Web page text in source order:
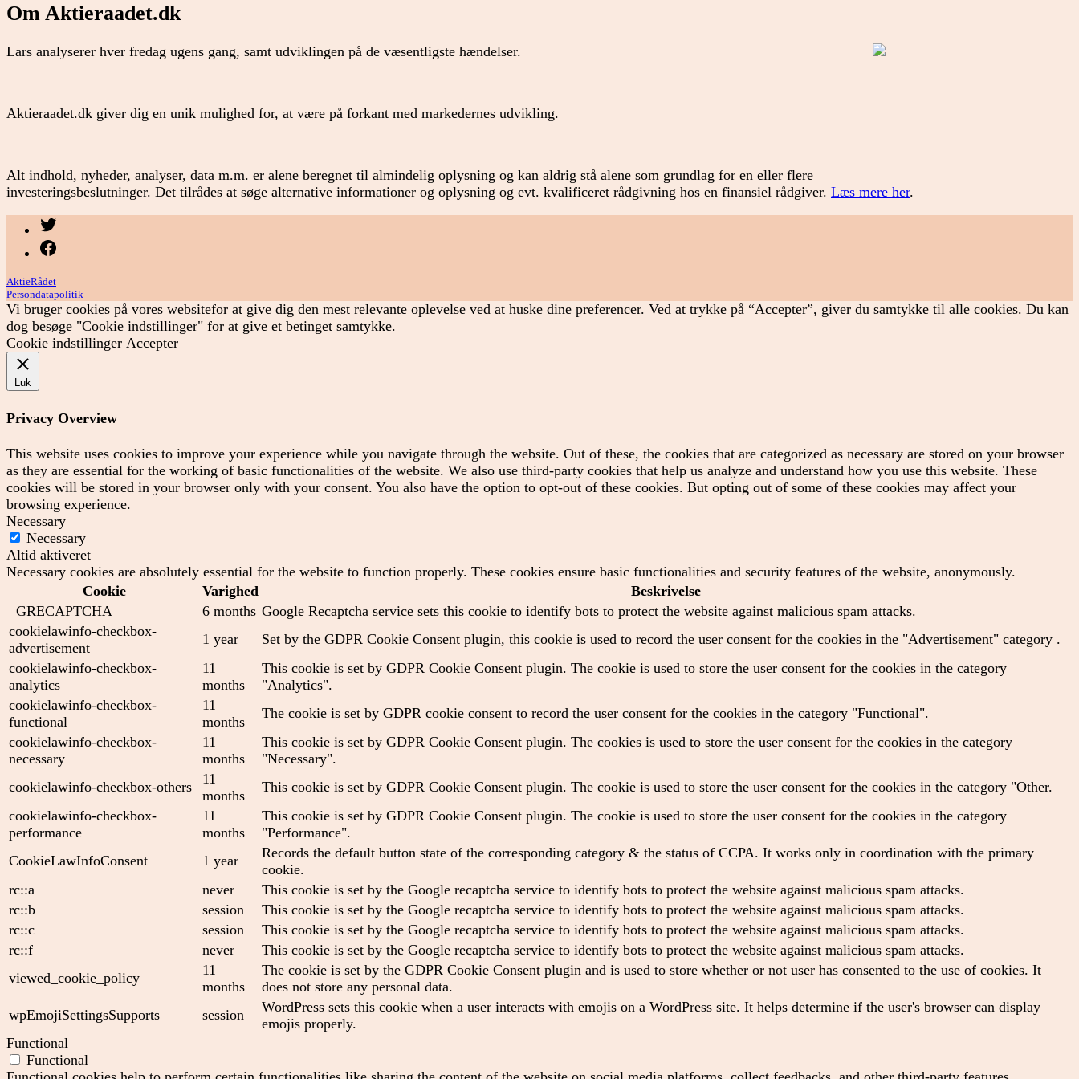
Om Aktieraadet.dk
Lars analyserer hver fredag ugens gang, samt udviklingen på de væsentligste hændelser.
Aktieraadet.dk giver dig en unik mulighed for, at være på forkant med markedernes udvikling.
Alt indhold, nyheder, analyser, data m.m. er alene beregnet til almindelig oplysning og kan aldrig stå alene som grundlag for en eller flere
investeringsbeslutninger. Det tilrådes at søge alternative informationer og oplysning og evt. kvalificeret rådgivning hos en finansiel rådgiver. Læs mere her.
AktieRådet
Persondatapolitik
Vi bruger cookies på vores websitefor at give dig den mest relevante oplevelse ved at huske dine preferencer. Ved at trykke på “Accepter”, giver du samtykke til alle cookies. Du kan
dog besøge "Cookie indstillinger" for at give et betinget samtykke.
Cookie indstillinger Accepter
Luk
Privacy Overview
This website uses cookies to improve your experience while you navigate through the website. Out of these, the cookies that are categorized as necessary are stored on your browser
as they are essential for the working of basic functionalities of the website. We also use third-party cookies that help us analyze and understand how you use this website. These
cookies will be stored in your browser only with your consent. You also have the option to opt-out of these cookies. But opting out of some of these cookies may affect your
browsing experience.
Necessary
Necessary
Altid aktiveret
Necessary cookies are absolutely essential for the website to function properly. These cookies ensure basic functionalities and security features of the website, anonymously.
Cookie
Varighed
Beskrivelse
_GRECAPTCHA
6 months Google Recaptcha service sets this cookie to identify bots to protect the website against malicious spam attacks.
cookielawinfo-checkbox-
advertisement
1 year
Set by the GDPR Cookie Consent plugin, this cookie is used to record the user consent for the cookies in the "Advertisement" category .
cookielawinfo-checkbox-
analytics
11
months
This cookie is set by GDPR Cookie Consent plugin. The cookie is used to store the user consent for the cookies in the category
"Analytics".
cookielawinfo-checkbox-
functional
11
months
The cookie is set by GDPR cookie consent to record the user consent for the cookies in the category "Functional".
cookielawinfo-checkbox-
necessary
11
months
This cookie is set by GDPR Cookie Consent plugin. The cookies is used to store the user consent for the cookies in the category
"Necessary".
cookielawinfo-checkbox-others
11
months
This cookie is set by GDPR Cookie Consent plugin. The cookie is used to store the user consent for the cookies in the category "Other.
cookielawinfo-checkbox-
performance
11
months
This cookie is set by GDPR Cookie Consent plugin. The cookie is used to store the user consent for the cookies in the category
"Performance".
CookieLawInfoConsent
1 year
Records the default button state of the corresponding category & the status of CCPA. It works only in coordination with the primary
cookie.
rc::a
never
This cookie is set by the Google recaptcha service to identify bots to protect the website against malicious spam attacks.
rc::b
session
This cookie is set by the Google recaptcha service to identify bots to protect the website against malicious spam attacks.
rc::c
session
This cookie is set by the Google recaptcha service to identify bots to protect the website against malicious spam attacks.
rc::f
never
This cookie is set by the Google recaptcha service to identify bots to protect the website against malicious spam attacks.
viewed_cookie_policy
11
months
The cookie is set by the GDPR Cookie Consent plugin and is used to store whether or not user has consented to the use of cookies. It
does not store any personal data.
wpEmojiSettingsSupports
session
WordPress sets this cookie when a user interacts with emojis on a WordPress site. It helps determine if the user's browser can display
emojis properly.
Functional
Functional